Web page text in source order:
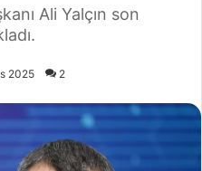
Ali Yalçın son
2025 2